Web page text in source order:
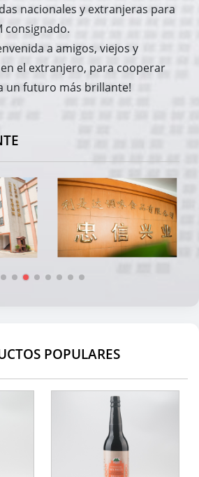
nacionales y extranjeras para
consignado.
a amigos, viejos y
el extranjero, para cooperar
un futuro más brillante!
POPULARES